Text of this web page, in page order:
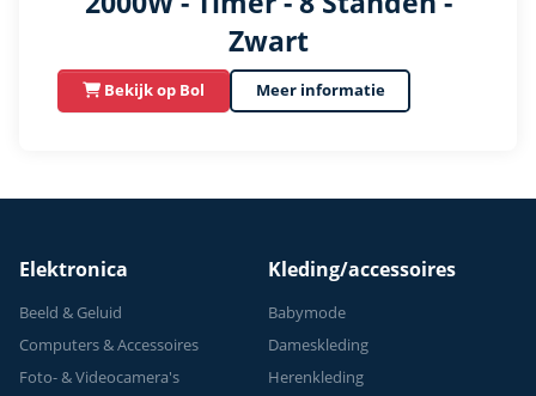
Zwart
Bekijk op Bol Meer informatie
Elektronica
Beeld & Geluid
Computers & Accessoires
Foto- & Videocamera's
Kleding/accessoires
Babymode
Dameskleding
Herenkleding